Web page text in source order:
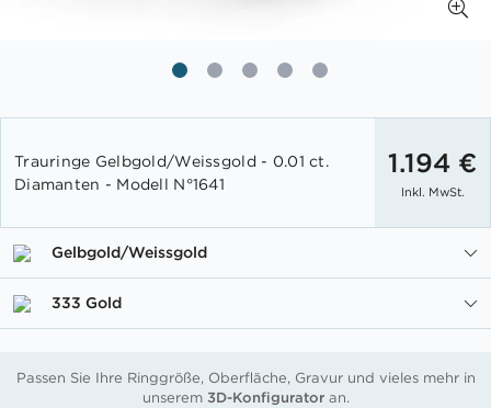
der
Bildgalerie
Trauringe Gelbgold/Weissgold - 0.01 ct.
Diamanten - Modell N°1641
1.194 €
Inkl. MwSt.
Gelbgold/Weissgold
333 Gold
Passen Sie Ihre Ringgröße, Oberfläche, Gravur und vieles mehr in
unserem 3D-Konfiguratoran.